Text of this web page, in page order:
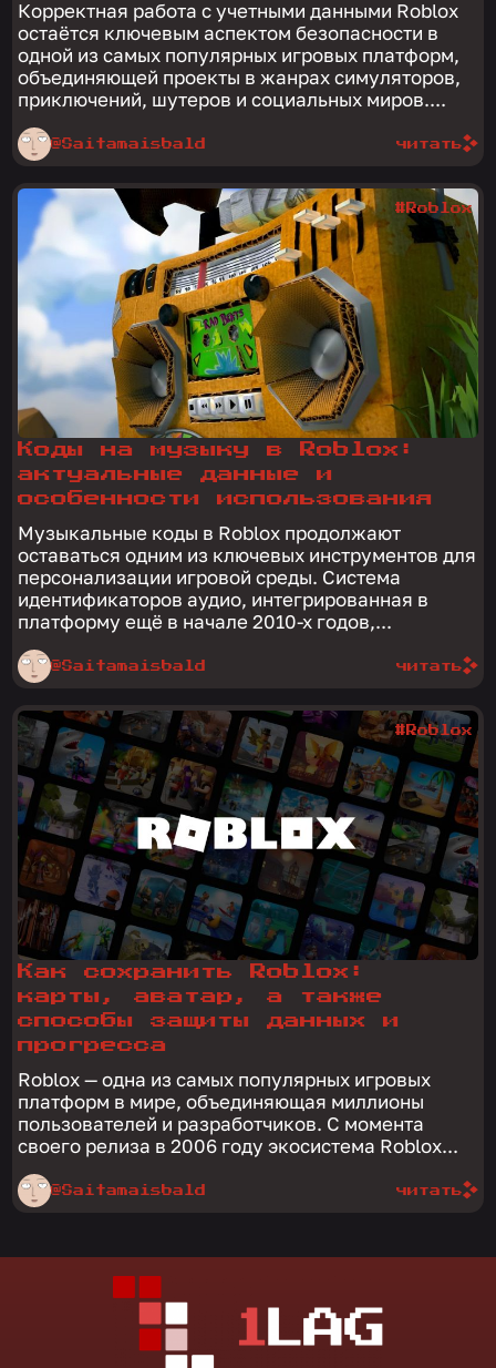
Корректная работа с учетными данными Roblox
остаётся ключевым аспектом безопасности в
одной из самых популярных игровых платформ,
объединяющей проекты в жанрах симуляторов,
приключений, шутеров и социальных миров....
@Saitamaisbald читать
Коды на музыку в Roblox:
актуальные данные и
особенности использования
Музыкальные коды в Roblox продолжают
оставаться одним из ключевых инструментов для
персонализации игровой среды. Система
идентификаторов аудио, интегрированная в
платформу ещё в начале 2010-х годов,...
@Saitamaisbald
#Roblox
читать
Как сохранить Roblox:
карты, аватар, а также
способы защиты данных и
прогресса
Roblox — одна из самых популярных игровых
платформ в мире, объединяющая миллионы
пользователей и разработчиков. С момента
своего релиза в 2006 году экосистема Roblox...
@Saitamaisbald
#Roblox
читать